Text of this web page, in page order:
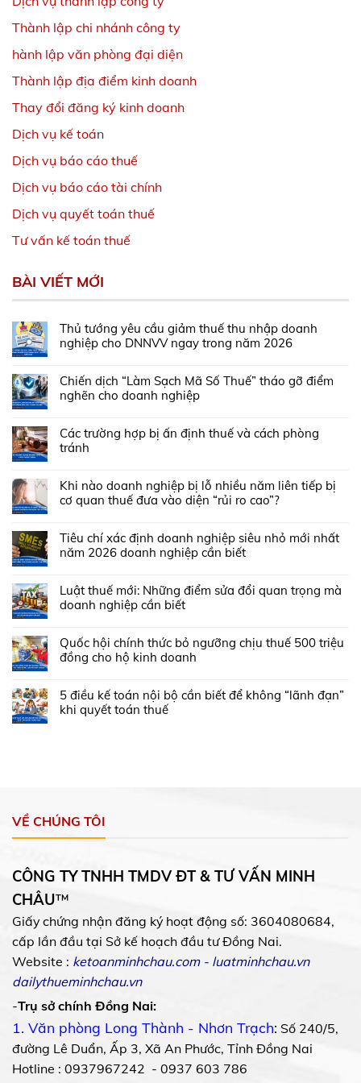
Thành lập chi nhánh công ty
hành lập văn phòng đại diện
Thành lập địa điểm kinh doanh
Thay đổi đăng ký kinh doanh
Dịch vụ kế toán
Dịch vụ báo cáo thuế
Dịch vụ báo cáo tài chính
Dịch vụ quyết toán thuế
Tư vấn kế toán thuế
BÀI VIẾT MỚI
Thủ tướng yêu cầu giảm thuế thu nhập doanh
nghiệp cho DNNVV ngay trong năm 2026
Chiến dịch “Làm Sạch Mã Số Thuế” tháo gỡ điểm
nghẽn cho doanh nghiệp
Các trường hợp bị ấn định thuế và cách phòng
tránh
Khi nào doanh nghiệp bị lỗ nhiều năm liên tiếp bị
cơ quan thuế đưa vào diện “rủi ro cao”?
Tiêu chí xác định doanh nghiệp siêu nhỏ mới nhất
năm 2026 doanh nghiệp cần biết
Luật thuế mới: Những điểm sửa đổi quan trọng mà
doanh nghiệp cần biết
Quốc hội chính thức bỏ ngưỡng chịu thuế 500 triệu
đồng cho hộ kinh doanh
5 điều kế toán nội bộ cần biết để không “lãnh đạn”
khi quyết toán thuế
VỀ CHÚNG TÔI
CÔNG TY TNHH TMDV ĐT & TƯ VẤN MINH
CHÂU™
Giấy chứng nhận đăng ký hoạt động số: 3604080684,
cấp lần đầu tại Sở kế hoạch đầu tư Đồng Nai.
Website : ketoanminhchau.com- luatminhchau.vn
dailythueminhchau.vn
-Trụ sở chính Đồng Nai:
1. Văn phòng Long Thành - Nhơn Trạch: Số 240/5,
đường Lê Duẩn, Ấp 3, Xã An Phước, Tỉnh Đồng Nai
Hotline : 0937967242 - 0937 603 786